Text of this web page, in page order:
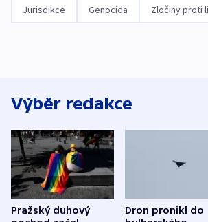
Jurisdikce Genocida Zločiny proti
Výběr redakce
Pražský duhový
Dron pronikl do